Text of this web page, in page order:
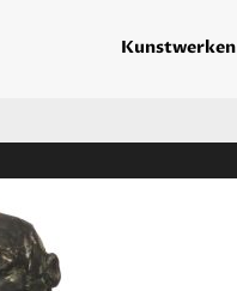
Kunstwerken